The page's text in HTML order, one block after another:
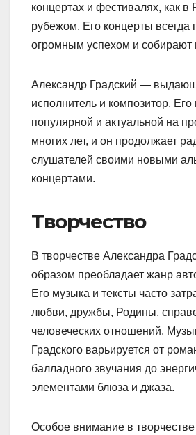
концертах и фестивалях, как в
рубежом. Его концерты всегда
огромным успехом и собирают
Александр Градский —
исполнитель и композитор. Его
популярной и актуальной на
многих лет, и он продолжает
слушателей своими новыми
концертами.
Творчество
В творчестве Александра
образом преобладает жанр
Его музыка и тексты часто
любви, дружбы, Родины,
человеческих отношений.
Градского варьируется от
балладного звучания до
элементами блюза и джаза.
Особое внимание в творчестве